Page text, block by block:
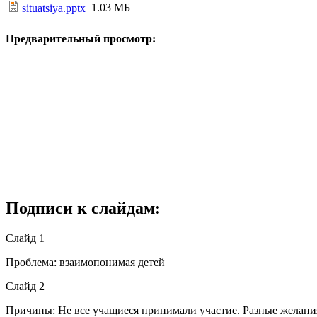
situatsiya.pptx 1.03 МБ
Предварительный просмотр:
Подписи к слайдам:
Слайд 1
Проблема: взаимопонимая детей
Слайд 2
Причины: Не все учащиеся принимали участие. Разные